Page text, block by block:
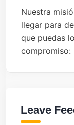
Nuestra
llegar para
que puedas
compromiso:
Leave